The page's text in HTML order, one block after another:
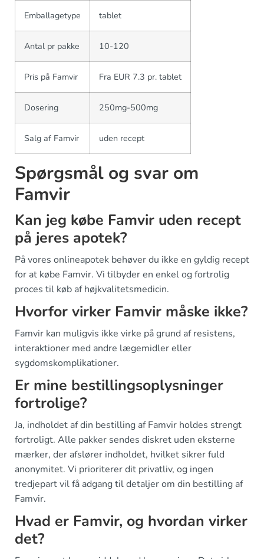
Emballagetype tablet
Antal pr pakke 10-120
Pris på Famvir Fra EUR 7.3 pr. tablet
Dosering 250mg-500mg
Salg af Famvir uden recept
Spørgsmål og svar om
Famvir
Kan jeg købe Famvir uden recept
på jeres apotek?
På vores onlineapotek behøver du ikke en gyldig recept
for at købe Famvir. Vi tilbyder en enkel og fortrolig
proces til køb af højkvalitetsmedicin.
Hvorfor virker Famvir måske ikke?
Famvir kan muligvis ikke virke på grund af resistens,
interaktioner med andre lægemidler eller
sygdomskomplikationer.
Er mine bestillingsoplysninger
fortrolige?
Ja, indholdet af din bestilling af Famvir holdes strengt
fortroligt. Alle pakker sendes diskret uden eksterne
mærker, der afslører indholdet, hvilket sikrer fuld
anonymitet. Vi prioriterer dit privatliv, og ingen
tredjepart vil få adgang til detaljer om din bestilling af
Famvir.
Hvad er Famvir, og hvordan virker
det?